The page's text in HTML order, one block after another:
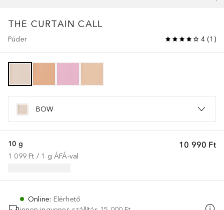
THE CURTAIN CALL
Púder 4 (1 )
BOW
10 990 Ft
10 g
1 099 Ft / 1 g ÁFÁ-val
Online: Elérhető